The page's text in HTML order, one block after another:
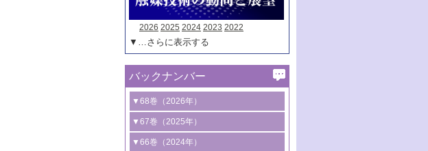
2026 2025 2024 2023 2022
▼…さらに表示する
バックナンバー
▼68巻（2026年）
1号 過酸化水素合成に関する研究動向
2号 コンピューター技術により加速する
▼67巻（2025年）
1号 CO
水素化によるグリーン燃料/グリ
▼66巻（2024年）